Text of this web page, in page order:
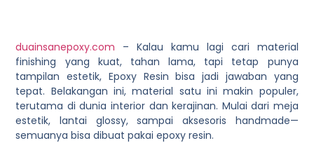
duainsanepoxy.com – Kalau kamu lagi cari material
finishing yang kuat, tahan lama, tapi tetap punya
tampilan estetik, Epoxy Resin bisa jadi jawaban yang
tepat. Belakangan ini, material satu ini makin populer,
terutama di dunia interior dan kerajinan. Mulai dari meja
estetik, lantai glossy, sampai aksesoris handmade—
semuanya bisa dibuat pakai epoxy resin.